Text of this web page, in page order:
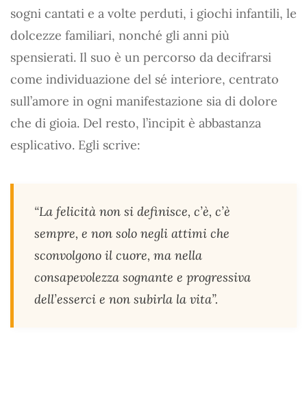
sogni cantati e a volte perduti, i giochi infantili, le
dolcezze familiari, nonché gli anni più
spensierati. Il suo è un percorso da decifrarsi
come individuazione del sé interiore, centrato
sull’amore in ogni manifestazione sia di dolore
che di gioia. Del resto, l’incipit è abbastanza
esplicativo. Egli scrive:
“La felicità non si definisce, c’è, c’è
sempre, e non solo negli attimi che
sconvolgono il cuore, ma nella
consapevolezza sognante e progressiva
dell’esserci e non subirla la vita”.